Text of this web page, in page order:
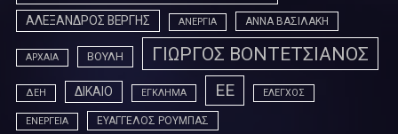
ΑΛΕΞΑΝΔΡΟΣ ΒΕΡΓΗΣ ΑΝΕΡΓΙΑ ΑΝΝΑ ΒΑΣΙΛΑΚΗ
ΑΡΧΑΙΑ ΒΟΥΛΗ ΓΙΩΡΓΟΣ ΒΟΝΤΕΤΣΙΑΝΟΣ
ΔΕΗ ΔΙΚΑΙΟ ΕΓΚΛΗΜΑ ΕΕ ΕΛΕΓΧΟΣ
ΕΝΕΡΓΕΙΑ ΕΥΑΓΓΕΛΟΣ ΡΟΥΜΠΑΣ